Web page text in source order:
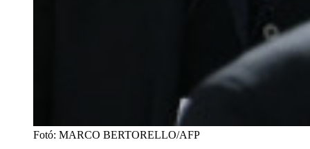
Fotó: MARCO BERTORELLO/AFP